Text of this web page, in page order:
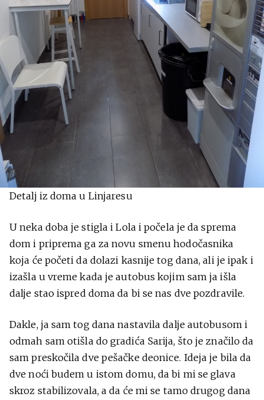
Detalj iz doma u Linjaresu
U neka doba je stigla i Lola i počela je da sprema
dom i priprema ga za novu smenu hodočasnika
koja će početi da dolazi kasnije tog dana, ali je ipak i
izašla u vreme kada je autobus kojim sam ja išla
dalje stao ispred doma da bi se nas dve pozdravile.
Dakle, ja sam tog dana nastavila dalje autobusom i
odmah sam otišla do gradića Sarija, što je značilo da
sam preskočila dve pešačke deonice. Ideja je bila da
dve noći budem u istom domu, da bi mi se glava
skroz stabilizovala, a da će mi se tamo drugog dana